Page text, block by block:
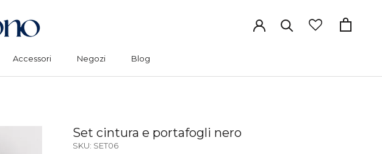
Accessori
Negozi
Blog
Set cintura e portafogli nero
SKU: SET06